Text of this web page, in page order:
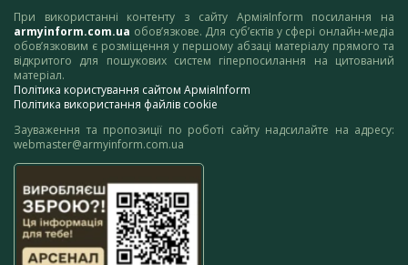
При використанні контенту з сайту АрміяInform посилання на
armyinform.com.ua обов’язкове. Для суб’єктів у сфері онлайн-медіа
обов’язковим є розміщення у першому абзаці матеріалу прямого та
відкритого для пошукових систем гіперпосилання на цитований
матеріал.
Політика користування сайтом АрміяInform
Політика використання файлів cookie
Зауваження та пропозиції по роботі сайту надсилайте на адресу:
webmaster@armyinform.com.ua